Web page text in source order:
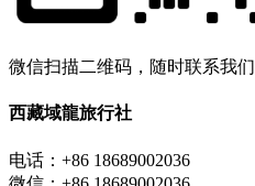
微信扫描二维码，随时联系我们
西藏域龍旅行社
电话：+86 18689002036